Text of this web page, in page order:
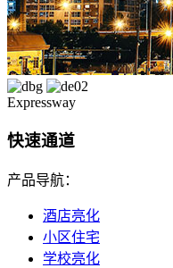
Expressway
快速通道
产品导航：
酒店亮化
小区住宅
学校亮化